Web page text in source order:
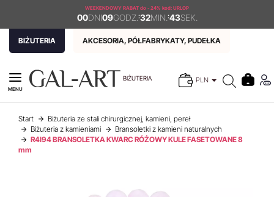
WEEKENDOWY RABAT do - 24% kod: URLOP
00DNI09GODZ. :32MIN. :43SEK.
BIŻUTERIA AKCESORIA, PÓŁFABRYKATY, PUDEŁKA
BIŻUTERIA PLN
MENU
Start
Biżuteria ze stali chirurgicznej, kamieni, pereł
Biżuteria z kamieniami
Bransoletki z kamieni naturalnych
R4I94 BRANSOLETKA KWARC RÓŻOWY KULE FASETOWANE 8
mm